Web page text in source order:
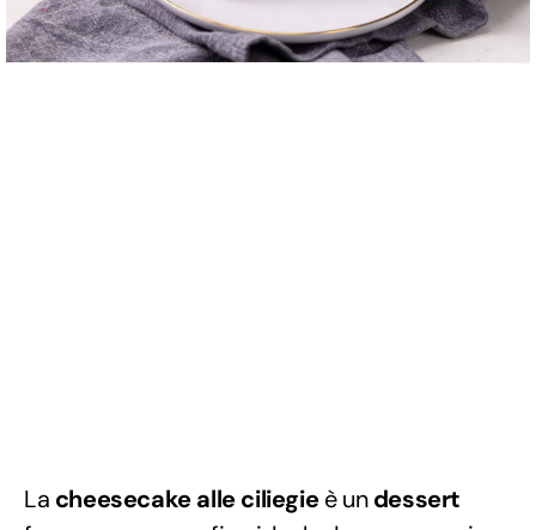
La cheesecake alle ciliegieè undessert